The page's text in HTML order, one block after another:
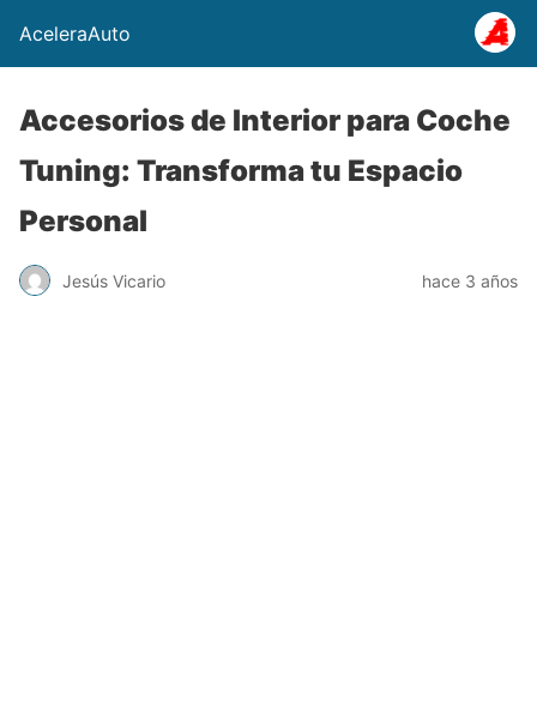
AceleraAuto
Accesorios de Interior para Coche
Tuning: Transforma tu Espacio
Personal
Jesús Vicario hace 3 años